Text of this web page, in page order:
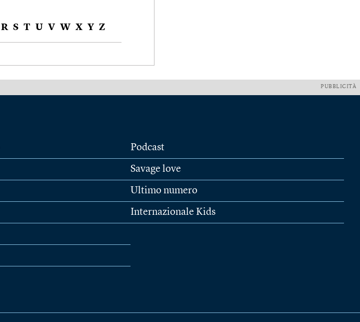
R S T U V W X Y Z
PUBBLICITÀ
Podcast
Savage love
Ultimo numero
Internazionale Kids